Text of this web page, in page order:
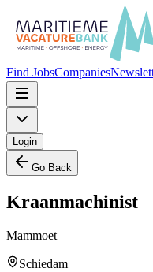
Find JobsCompanies
Login
Go Back
Kraanmachinist
Mammoet
Schiedam